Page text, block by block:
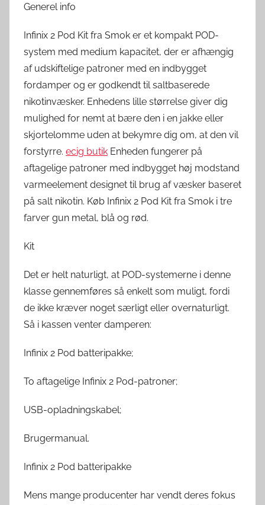
Generel info
Infinix 2 Pod Kit fra Smok er et kompakt POD-
system med medium kapacitet, der er afhængig
af udskiftelige patroner med en indbygget
fordamper og er godkendt til saltbaserede
nikotinvæsker. Enhedens lille størrelse giver dig
mulighed for nemt at bære den i en jakke eller
skjortelomme uden at bekymre dig om, at den vil
forstyrre. ecig butik Enheden fungerer på
aftagelige patroner med indbygget høj modstand
varmeelement designet til brug af væsker baseret
på salt nikotin. Køb Infinix 2 Pod Kit fra Smok i tre
farver gun metal, blå og rød.
Kit
Det er helt naturligt, at POD-systemerne i denne
klasse gennemføres så enkelt som muligt, fordi
de ikke kræver noget særligt eller overnaturligt.
Så i kassen venter damperen:
Infinix 2 Pod batteripakke;
To aftagelige Infinix 2 Pod-patroner;
USB-opladningskabel;
Brugermanual.
Infinix 2 Pod batteripakke
Mens mange producenter har vendt deres fokus